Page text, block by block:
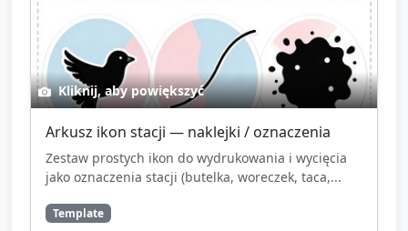
Kliknij, aby powiększyć
Arkusz ikon stacji — naklejki / oznaczenia
Zestaw prostych ikon do wydrukowania i wycięcia
jako oznaczenia stacji (butelka, woreczek, taca,...
Template